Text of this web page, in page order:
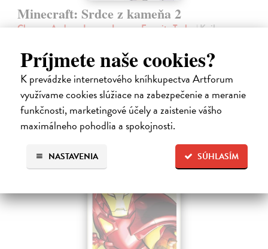
Príjmete naše cookies?
K prevádzke internetového kníhkupectva Artforum
využívame cookies slúžiace na zabezpečenie a meranie
funkčnosti, marketingové účely a zaistenie vášho
maximálneho pohodlia a spokojnosti.
SÚHLASÍM
NASTAVENIA
Minecraft: Srdce z kameňa 2
Clemson Andrew, Lawson Jeremy, Esposito Taylor| Kniha
Samotársky farmár Cobb sa chce len starať o svoju úrodu, zbierať
suroviny a mať pokoj.
Na sklade ?
9,45 €
9,95 € ?